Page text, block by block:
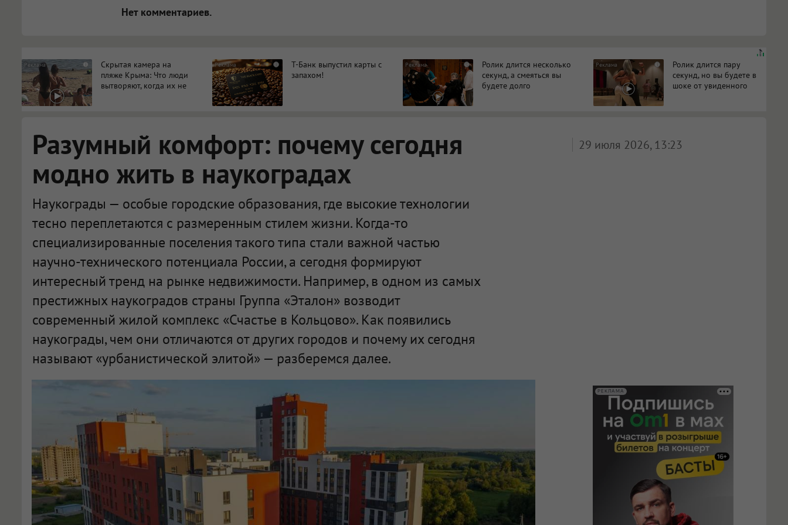
Нет комментариев.
i
Скрытая камера на
пляже Крыма: Что люди
вытворяют, когда их не
i
Т-Банк выпустил карты с
запахом!
i
Ролик длится несколько
секунд, а смеяться вы
будете долго
i
Ролик длится пару
секунд, но вы будете в
шоке от увиденного
Разумный комфорт: почему сегодня
модно жить в наукоградах
Наукограды — особые городские образования, где высокие технологии
тесно переплетаются с размеренным стилем жизни. Когда-то
специализированные поселения такого типа стали важной частью
научно-технического потенциала России, а сегодня формируют
интересный тренд на рынке недвижимости. Например, в одном из самых
престижных наукоградов страны Группа «Эталон» возводит
современный жилой комплекс «Счастье в Кольцово». Как появились
наукограды, чем они отличаются от других городов и почему их сегодня
называют «урбанистической элитой» — разберемся далее.
29 июля 2026, 13:23
РЕКЛАМА